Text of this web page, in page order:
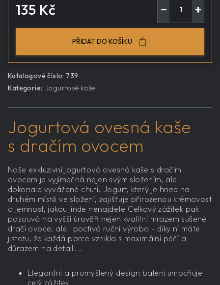
135 Kč +
−
PŘIDAT DO KOŠÍKU
Katalogové číslo: 739
Kategorie: Jogurtové kaše
Jogurtová ovesná kaše
s dračím ovocem
Naše exkluzivní jogurtová ovesná kaše s dračím
ovocem je vyjímečná nejen svým složením, ale i
dokonale vyvážené chutí. Jogurt, který je hned na
druhém místě ve složení, zajišťuje přirozenou krémovost
a jemnost, jakou jinde nenajdete Celkový zážitek pak
posouvá na vyšší úrověň nejen kvalitní mrazem sušené
dračí ovoce, ale i poctivá ruční výroba - díky ní máte
jistotu, že každá porce vznikla s maximální péčí a
důrazem na detail. .
Elegantní a promyšlený design balení umocňuje
celý zážitek